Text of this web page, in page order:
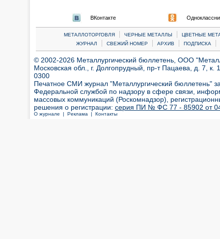
ВКонтакте
МЕТАЛЛОТОРГОВЛЯ | ЧЕРНЫЕ МЕТАЛЛЫ |
ЦВЕТНЫЕ
ЖУРНАЛ
| СВЕЖИЙ НОМЕР | АРХИВ | ПОДПИСКА |
© 2002-2026 Металлургический бюллетень, ООО
Московская обл., г. Долгопрудный, пр-т Пацаева, д. 7,
0300
Печатное СМИ журнал "Металлургический бюллетень"
Федеральной службой по надзору в сфере связи,
массовых коммуникаций (Роскомнадзор),
решения о регистрации: серия ПИ № ФС 77 - 85902 от 04
О журнале | Реклама | Контакты